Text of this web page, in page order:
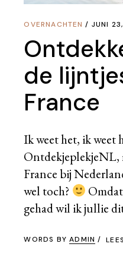
OVERNACHTEN JUNI
de
France
Ik weet het, ik weet
OntdekjeplekjeNL,
France bij
wel toch?
gehad wil ik jullie
WORDS BYADMIN